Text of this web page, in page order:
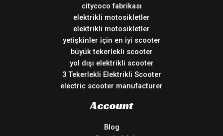
citycoco fabrikası
elektrikli motosikletler
elektrikli motosikletler
yetişkinler için en iyi scooter
büyük tekerlekli scooter
yol dışı elektrikli scooter
3 Tekerlekli Elektrikli Scooter
electric scooter manufacturer
Account
Blog